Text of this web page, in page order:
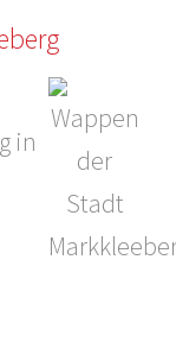
in